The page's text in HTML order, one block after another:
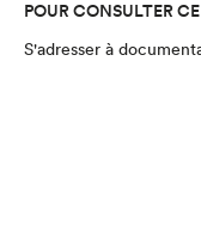
POUR CONSULTER
S'adresser à